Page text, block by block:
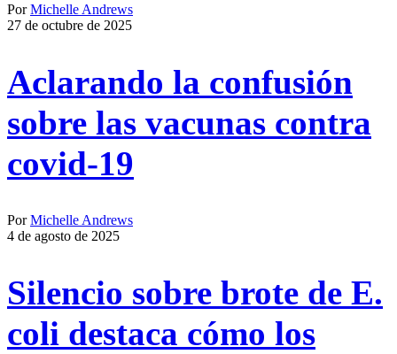
PorMichelle Andrews
27 de octubre de 2025
Aclarando la confusión
sobre las vacunas contra
covid-19
PorMichelle Andrews
4 de agosto de 2025
Silencio sobre brote de E.
coli destaca cómo los